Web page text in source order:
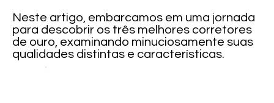
Neste artigo, embarcamos em uma jornada
para descobrir os três melhores corretores
de ouro, examinando minuciosamente suas
qualidades distintas e características.